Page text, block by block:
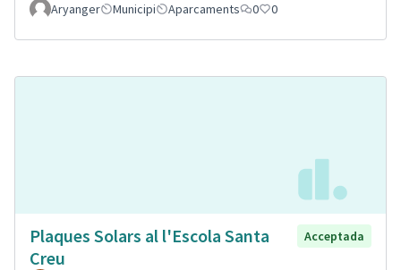
Aryanger Municipi Aparcaments 0 0
Plaques Solars al l'Escola Santa
Creu
Acceptada